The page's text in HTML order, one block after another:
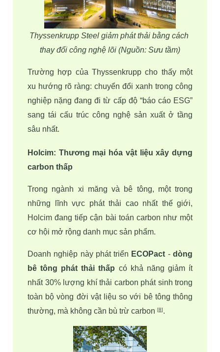
Thyssenkrupp Steel giảm phát thải bằng cách
thay đổi công nghệ lõi (Nguồn: Sưu tầm)
Trường hợp của Thyssenkrupp cho thấy một
xu hướng rõ ràng: chuyển đổi xanh trong công
nghiệp nặng đang đi từ cấp độ “báo cáo ESG”
sang tái cấu trúc công nghệ sản xuất ở tầng
sâu nhất.
Holcim: Thương mại hóa vật liệu xây dựng
carbon thấp
Trong ngành xi măng và bê tông, một trong
những lĩnh vực phát thải cao nhất thế giới,
Holcim đang tiếp cận bài toán carbon như một
cơ hội mở rộng danh mục sản phẩm.
Doanh nghiệp này phát triển ECOPact - dòng
bê tông phát thải thấp có khả năng giảm ít
nhất 30% lượng khí thải carbon phát sinh trong
toàn bộ vòng đời vật liệu so với bê tông thông
thường, mà không cần bù trừ carbon [8].